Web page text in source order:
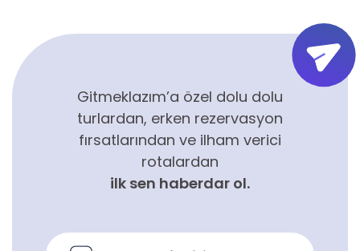
Gitmeklazım’a özel dolu dolu
turlardan, erken rezervasyon
fırsatlarından ve ilham verici
rotalardan
ilk sen haberdar ol.